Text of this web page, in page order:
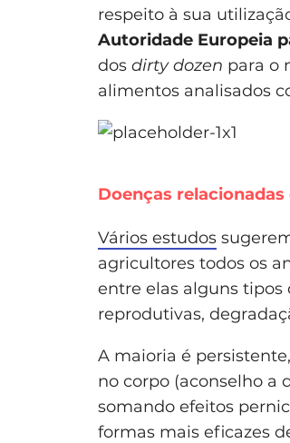
respeito à sua
Autoridade Europeia
dos dirty dozen para o
alimentos analisados
Doenças
Vários estudos
agricultores todos os
entre elas alguns tipos
reprodutivas,
A maioria é
no corpo (aconselho a
somando efeitos
formas mais eficazes